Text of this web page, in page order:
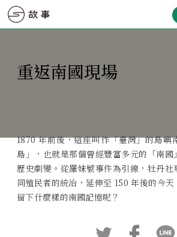
重返南國現場
1870 年前後，這座叫作「臺灣」的島嶼
島」，也就是那個曾經豐富多元的「南
歷史劇變。從羅妹號事件為引線，牡丹
同殖民者的統治，延伸至 150 年後的今
留下什麼樣的南國記憶呢？